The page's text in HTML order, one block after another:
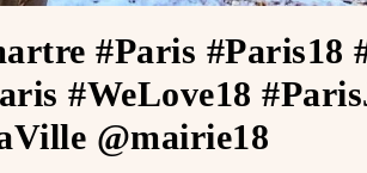
#Paris #Paris18
#WeLove18
@mairie18